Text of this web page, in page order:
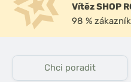
Vítěz SHOP
98 %
Chci poradit